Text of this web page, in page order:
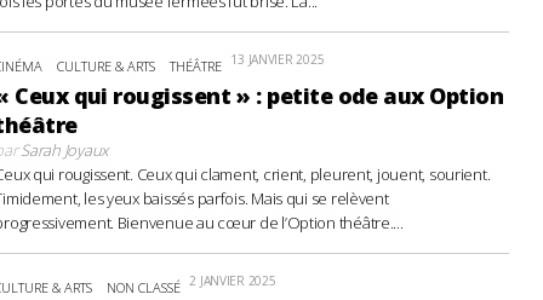
CULTURE & ARTS THÉÂTRE 13 JANVIER 2025
Ceux qui rougissent » : petite ode aux Option
Sarah Joyaux
qui rougissent. Ceux qui clament, crient, pleurent, jouent, sourient.
les yeux baissés parfois. Mais qui se relèvent
Bienvenue au cœur de l’Option théâtre....
& ARTS NON CLASSÉ 2 JANVIER 2025